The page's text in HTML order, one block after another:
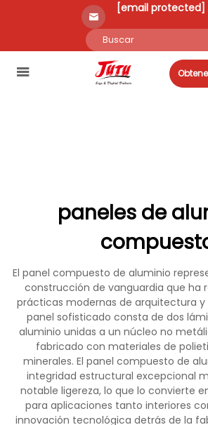
[email protected]
paneles de
El panel compuesto de aluminio
construcción de vanguardia que ha
prácticas modernas de arquitectura y
panel sofisticado consta de dos
aluminio unidas a un núcleo no
fabricado con materiales de
minerales. El panel compuesto de
integridad estructural excepcional
notable ligereza, lo que lo convierte
para aplicaciones tanto interiores
innovación tecnológica detrás de la